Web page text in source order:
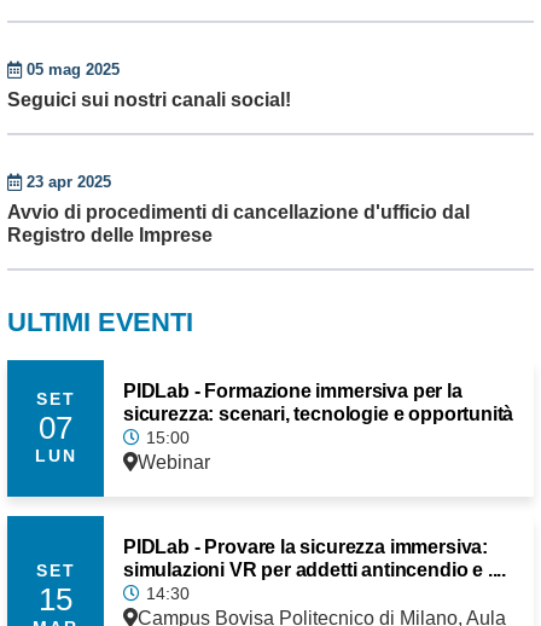
05 mag 2025
Seguici sui nostri canali social!
23 apr 2025
Avvio di procedimenti di cancellazione d'ufficio dal
Registro delle Imprese
ULTIMI EVENTI
SET
07
LUN
PIDLab - Formazione immersiva per la
sicurezza: scenari, tecnologie e opportunità
15:00
Webinar
SET
15
PIDLab - Provare la sicurezza immersiva:
simulazioni VR per addetti antincendio e ....
14:30
Campus Bovisa Politecnico di Milano, Aula